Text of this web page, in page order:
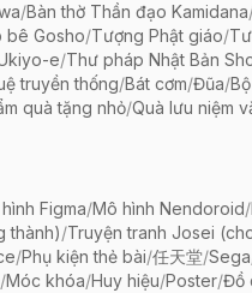
/Bàn thờ Thần đạo Kamidana
bê Gosho/Tượng Phật giáo/
e/Thư pháp Nhật Bản
truyền thống/Bát cơm/Đũa/
quà tặng nhỏ/Quà lưu niệm
Figma/Mô hình Nendoroid/
thành)/Truyện tranh Josei
/Phụ kiện thẻ bài/任天堂/Sega
/Móc khóa/Huy hiệu/Poster/Đồ